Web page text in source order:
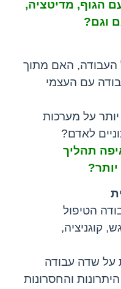
הגוף, מדיטציה,
וגם?
העבודה, האם מתוך
עם העצמי
על מערכות
לאדם?
תהליך
הטיפול
קוגניציה,
על שדה עבודה
והחסרונות